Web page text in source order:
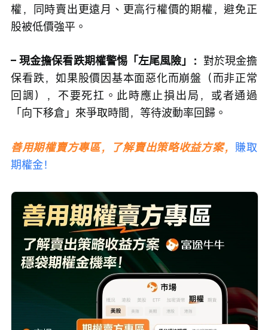
權，同時賣出更遠月、更高行權價的期權，避免正
股被低價強平。
– 現金擔保看跌期權警惕「左尾風險」： 對於現金擔
保看跌，如果股價因基本面惡化而崩盤（而非正常
回調），不要死扛。此時應止損出局，或者通過
「向下移倉」來爭取時間，等待波動率回歸。
善用期權賣方專區，了解賣出策略收益方案， 賺取
期權金！